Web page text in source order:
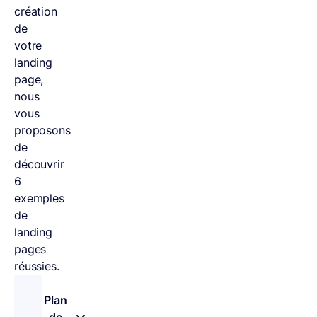
création
de
votre
landing
page,
nous
vous
proposons
de
découvrir
6
exemples
de
landing
pages
réussies.
Plan